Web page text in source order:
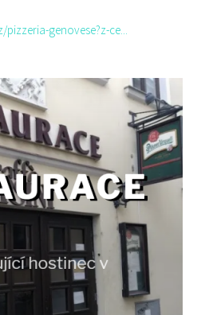
genovese?z-ce...